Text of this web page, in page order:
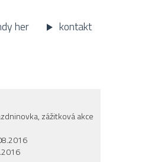
her kontakt
zážitková akce